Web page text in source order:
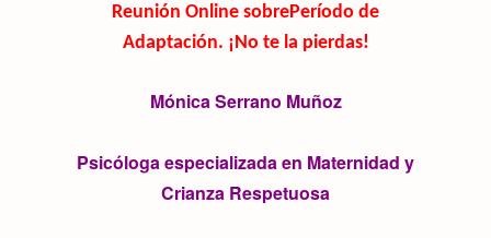
Reunión Online sobrePeríodo de
Adaptación. ¡No te la pierdas!
Mónica Serrano Muñoz
Psicóloga especializada en Maternidad y
Crianza Respetuosa